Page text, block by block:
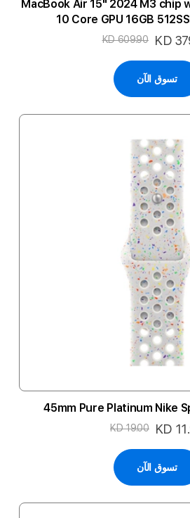
MacBook Air 15" 2024 M3 chip
10 Core GPU 16GB
KD
KD 609.90
تسوق الآن
45mm Pure Platinum Nike
KD
KD 19.00
تسوق الآن